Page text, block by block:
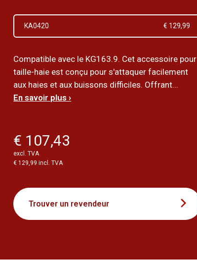
KA0420 € 129,99
Compatible avec le KG163.9. Cet accessoire pour
taille-haie est conçu pour s'attaquer facilement
aux haies et aux buissons difficiles. Offrant...
En savoir plus ›
€ 107,43
excl. TVA
€ 129,99 incl. TVA
Trouver un revendeur